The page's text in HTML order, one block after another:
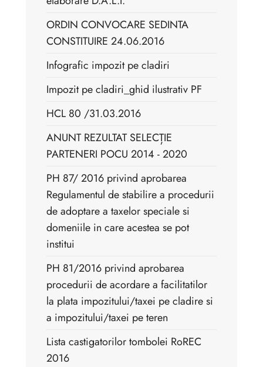
ORDIN CONVOCARE SEDINTA
CONSTITUIRE 24.06.2016
Infografic impozit pe cladiri
Impozit pe cladiri_ghid ilustrativ PF
HCL 80 /31.03.2016
ANUNT REZULTAT SELECȚIE
PARTENERI POCU 2014 - 2020
PH 87/ 2016 privind aprobarea
Regulamentul de stabilire a procedurii
de adoptare a taxelor speciale si
domeniile in care acestea se pot
institui
PH 81/2016 privind aprobarea
procedurii de acordare a facilitatilor
la plata impozitului/taxei pe cladire si
a impozitului/taxei pe teren
Lista castigatorilor tombolei RoREC
2016